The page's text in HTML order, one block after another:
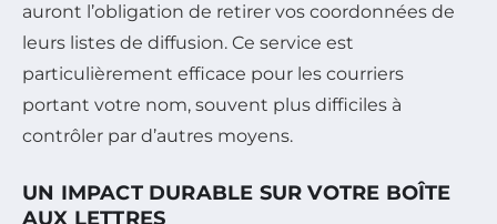
auront l’obligation de retirer vos coordonnées de
leurs listes de diffusion. Ce service est
particulièrement efficace pour les courriers
portant votre nom, souvent plus difficiles à
contrôler par d’autres moyens.
UN IMPACT DURABLE SUR VOTRE BOÎTE
AUX LETTRES